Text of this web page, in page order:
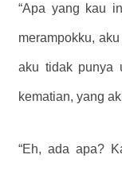
“Apa yang kau
merampokku,
aku tidak punya
kematian, yang
“Eh, ada apa?